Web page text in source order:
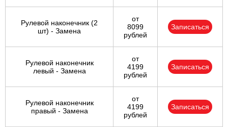
Рулевой наконечник (2
шт) - Замена
от
8099
рублей
Записаться
Рулевой наконечник
левый - Замена
от
4199
рублей
Записаться
Рулевой наконечник
правый - Замена
от
4199
рублей
Записаться